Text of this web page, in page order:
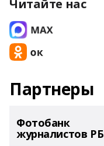
Читайте нас
Партнеры
Фотобанк
журналистов РБ